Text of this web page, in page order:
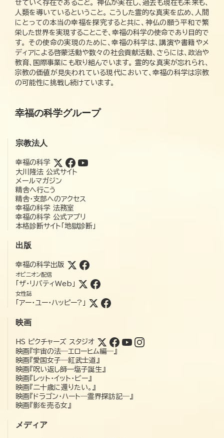
せていく存在であること。 神仏が実在し、過去も現在も未来も、
人類を導いているということ。 こうした霊的な真実を広め、人間
にとっての本当の幸福を探究すると共に、神仏の願う平和で繁
栄した世界を実現することこそ、幸福の科学の使命であり目的で
す。 その使命の実現のために、幸福の科学は、講演や書籍やメ
ディアによる啓蒙活動や数々の社会貢献活動、さらには、政治や
教育、国際事業にも取り組んでいます。 霊的な真実が忘れられ、
宗教の価値が見失われている現代において、幸福の科学は宗教
の可能性に挑戦し続けています。
幸福の科学グループ
宗教法人
幸福の科学
大川隆法 公式サイト
メールマガジン
精舎へ行こう
精舎・支部へのアクセス
幸福の科学 法務室
幸福の科学 公式アプリ
本格診断サイト「地獄診断」
出版
幸福の科学出版
オピニオン配信
「ザ・リバティWeb」
女性誌
「アー・ユー・ハッピー?」
映画
HS ピクチャーズ スタジオ
映画『宇宙の法―エローヒム編―』
映画『愛国女子―紅武士道』
映画『呪い返し師—塩子誕生』
映画『レット・イット・ビー』
映画『二十歳に還りたい。』
映画『ドラゴン・ハート―霊界探訪記―』
映画『影を売る女』
メディア